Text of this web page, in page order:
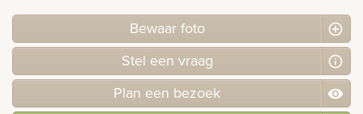
Bewaar foto
Stel een vraag
Plan een bezoek